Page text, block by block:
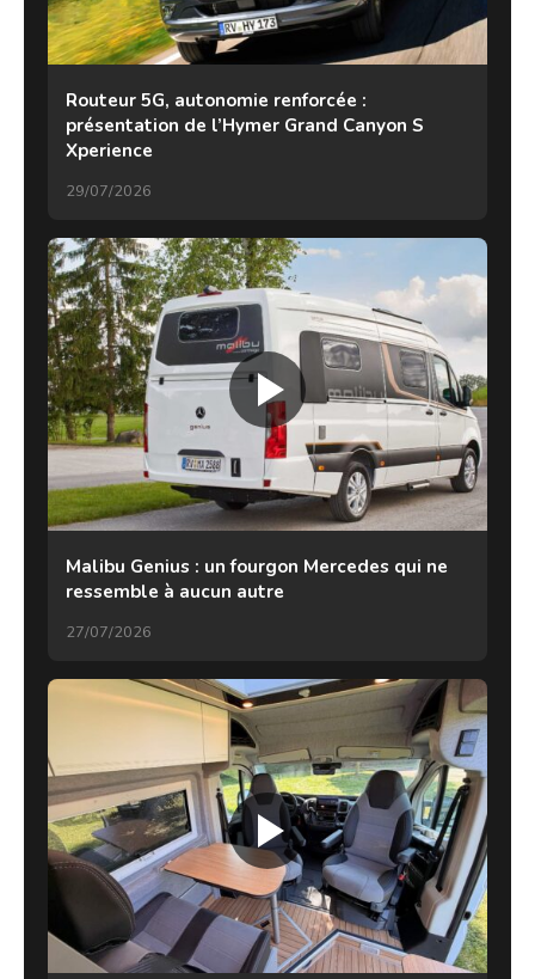
Routeur 5G, autonomie renforcée :
présentation de l’Hymer Grand Canyon S
Xperience
29/07/2026
Malibu Genius : un fourgon Mercedes qui ne
ressemble à aucun autre
27/07/2026